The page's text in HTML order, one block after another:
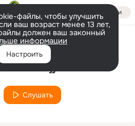
Войти
файлы, чтобы улучшить
ваш возраст менее 13 лет,
должен ваш законный
информации
Настроить
Исполнитель
Arsh Gujjar
Слушать